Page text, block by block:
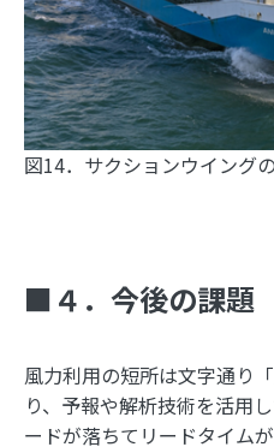
図14．サクションウイング
■４．今後の課題
風力利用の短所は文字通り
り、予報や解析技術を活用
ードが落ちてリードタイム